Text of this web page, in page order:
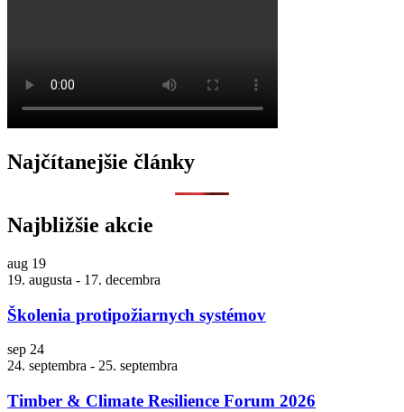
Najčítanejšie články
Najbližšie akcie
aug 19
19. augusta - 17. decembra
Školenia protipožiarnych systémov
sep 24
24. septembra - 25. septembra
Timber & Climate Resilience Forum 2026